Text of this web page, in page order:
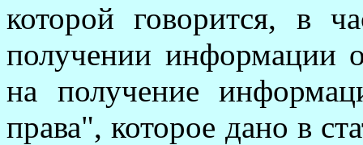
которой говорится, в
получении информации
на получение
права", которое дано в